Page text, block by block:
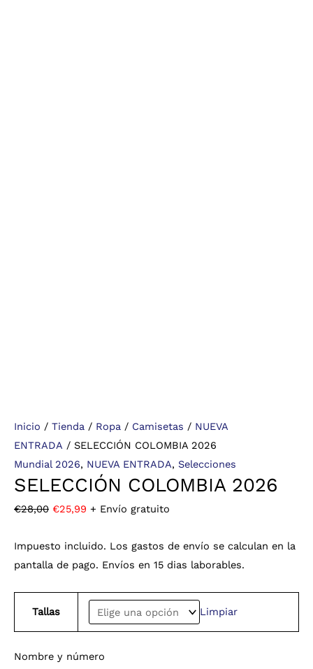
Inicio / Tienda / Ropa / Camisetas / NUEVA
ENTRADA / SELECCIÓN COLOMBIA 2026
Mundial 2026, NUEVA ENTRADA, Selecciones
SELECCIÓN COLOMBIA 2026
€28,00 €25,99 + Envío gratuito
Impuesto incluido. Los gastos de envío se calculan en la
pantalla de pago. Envíos en 15 dias laborables.
Tallas Limpiar
Nombre y número